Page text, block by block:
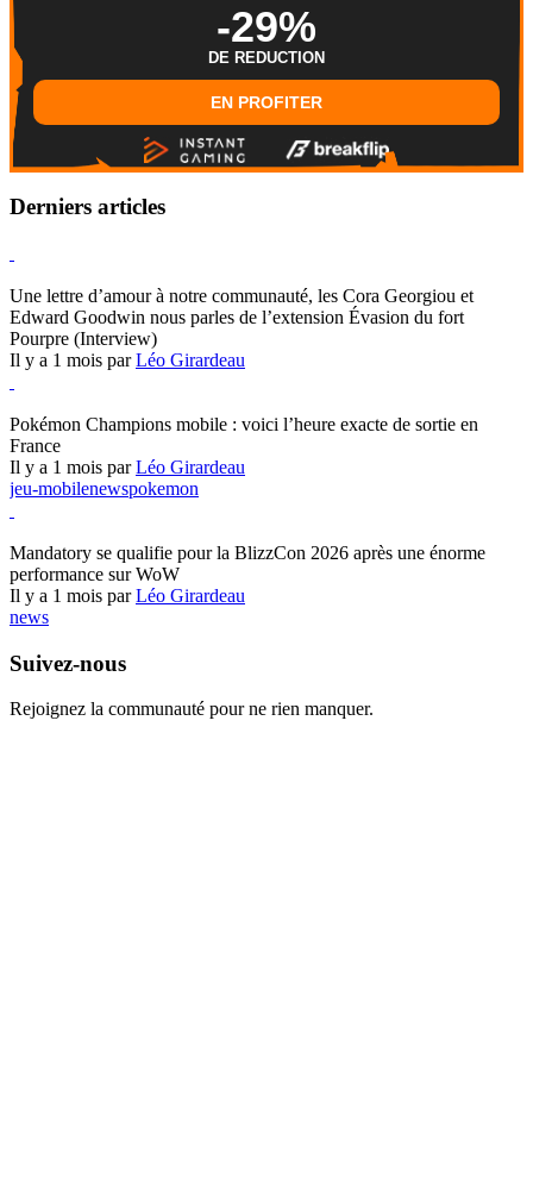
-29%
DE REDUCTION
EN PROFITER
Derniers articles
Une lettre d’amour à notre communauté, les Cora Georgiou et
Edward Goodwin nous parles de l’extension Évasion du fort
Pourpre (Interview)
Il y a 1 mois parLéo Girardeau
Pokémon Champions mobile : voici l’heure exacte de sortie en
France
Il y a 1 mois parLéo Girardeau
jeu-mobilenewspokemon
Mandatory se qualifie pour la BlizzCon 2026 après une énorme
performance sur WoW
Il y a 1 mois parLéo Girardeau
news
Suivez-nous
Rejoignez la communauté pour ne rien manquer.